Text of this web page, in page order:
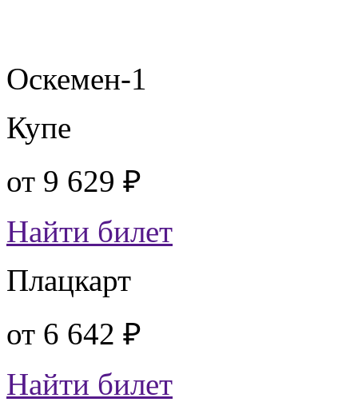
Оскемен-1
Купе
от 9 629 ₽
Найти билет
Плацкарт
от 6 642 ₽
Найти билет